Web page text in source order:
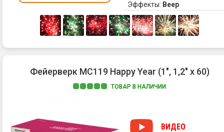
Эффекты: Веер
Фейерверк MC119 Happy Year (1", 1,2" х 60)
ТОВАР В НАЛИЧИИ
ВИДЕО